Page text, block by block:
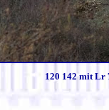
120 142 mit Lr